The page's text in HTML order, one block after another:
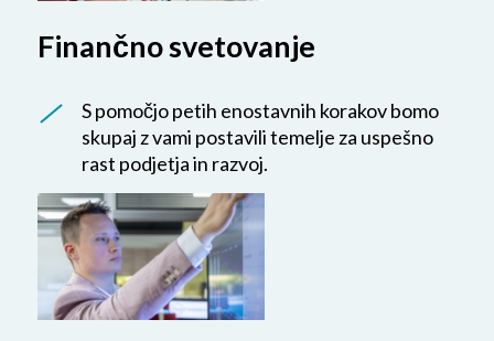
Finančno svetovanje
S pomočjo petih enostavnih korakov bomo
skupaj z vami postavili temelje za uspešno
rast podjetja in razvoj.